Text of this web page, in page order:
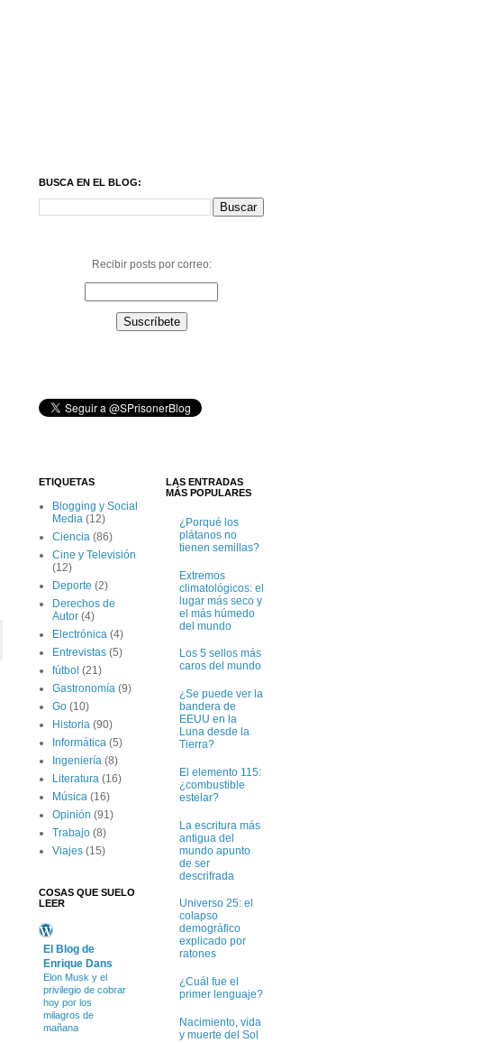
BUSCA EN EL BLOG:
Recibir posts por correo:
ETIQUETAS
Blogging y Social
Media (12)
Ciencia (86)
Cine y Televisión
(12)
Deporte (2)
Derechos de
Autor (4)
Electrónica (4)
Entrevistas (5)
fútbol (21)
Gastronomía (9)
Go (10)
Historia (90)
Informática (5)
Ingeniería (8)
Literatura (16)
Música (16)
Opinión (91)
Trabajo (8)
Viajes (15)
COSAS QUE SUELO
LEER
El Blog de
Enrique Dans
Elon Musk y el
privilegio de cobrar
hoy por los
milagros de
mañana
LAS ENTRADAS
MÁS POPULARES
¿Porqué los
plátanos no
tienen semillas?
Extremos
climatológicos: el
lugar más seco y
el más húmedo
del mundo
Los 5 sellos más
caros del mundo
¿Se puede ver la
bandera de
EEUU en la
Luna desde la
Tierra?
El elemento 115:
¿combustible
estelar?
La escritura más
antigua del
mundo apunto
de ser
descrifrada
Universo 25: el
colapso
demográfico
explicado por
ratones
¿Cuál fue el
primer lenguaje?
Nacimiento, vida
y muerte del Sol